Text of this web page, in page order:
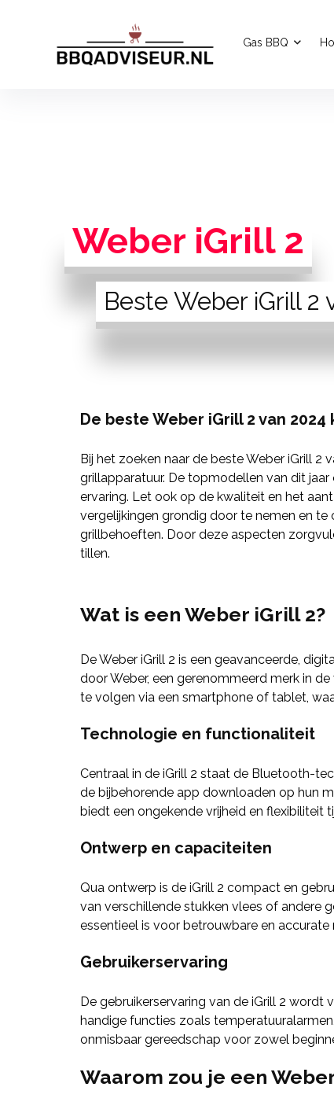
Gas BBQ
Weber iGrill 2
Beste Weber iGrill 2
De beste Weber iGrill 2 van 2024
Bij het zoeken naar de beste Weber iGrill
grillapparatuur. De topmodellen van dit
ervaring. Let ook op de kwaliteit en het
vergelijkingen grondig door te nemen en
grillbehoeften. Door deze aspecten
tillen.
Wat is een Weber iGrill 2?
De Weber iGrill 2 is een geavanceerde,
door Weber, een gerenommeerd merk in
te volgen via een smartphone of tablet,
Technologie en functionaliteit
Centraal in de iGrill 2 staat de Bluetooth-
de bijbehorende app downloaden op hun
biedt een ongekende vrijheid en flexibiliteit
Ontwerp en capaciteiten
Qua ontwerp is de iGrill 2 compact en
van verschillende stukken vlees of andere
essentieel is voor betrouwbare en
Gebruikerservaring
De gebruikerservaring van de iGrill 2
handige functies zoals
onmisbaar gereedschap voor zowel
Waarom zou je een